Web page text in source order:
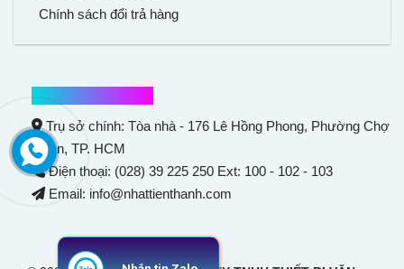
Chính sách đổi trả hàng
Trụ sở chính: Tòa nhà - 176 Lê Hồng Phong, Phường Chợ
Quán, TP. HCM
Điện thoại: (028) 39 225 250 Ext: 100 - 102 - 103
Email: info@nhattienthanh.com